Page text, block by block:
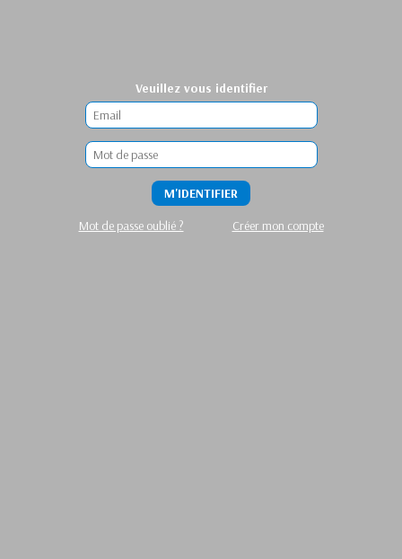
Veuillez vous identifier
M'IDENTIFIER
Mot de passe oublié ?
Créer mon compte